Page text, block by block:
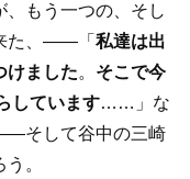
もう一つの、そし
た、――「 私達は出
けました。 そこで今
しています……」な
そして谷中の三崎
。